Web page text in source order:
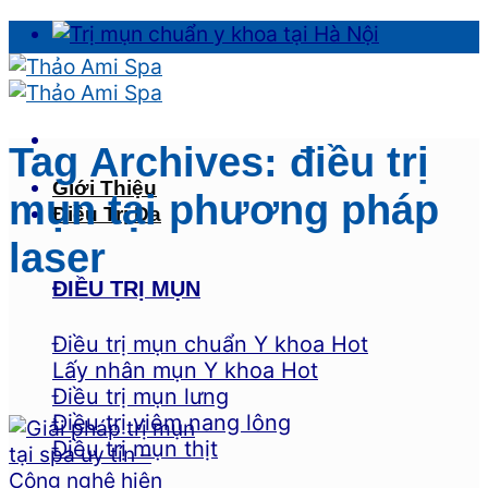
Skip
to
content
Giới Thiệu
Điều Trị Da
ĐIỀU TRỊ MỤN
Điều trị mụn chuẩn Y khoa
Lấy nhân mụn Y khoa
Điều trị mụn lưng
Điều trị viêm nang lông
Điều trị mụn thịt
Tag Archives: điều trị
mụn tại phương pháp
laser